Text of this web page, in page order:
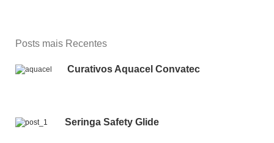
Posts mais Recentes
Curativos Aquacel Convatec
Seringa Safety Glide